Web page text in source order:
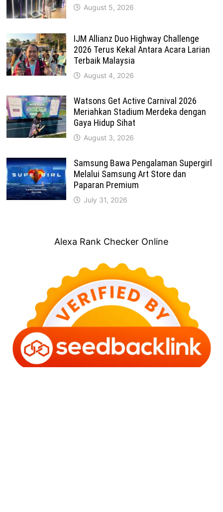
August 5, 2026
IJM Allianz Duo Highway Challenge
2026 Terus Kekal Antara Acara Larian
Terbaik Malaysia
August 4, 2026
Watsons Get Active Carnival 2026
Meriahkan Stadium Merdeka dengan
Gaya Hidup Sihat
August 3, 2026
Samsung Bawa Pengalaman Supergirl
Melalui Samsung Art Store dan
Paparan Premium
July 31, 2026
Alexa Rank Checker Online